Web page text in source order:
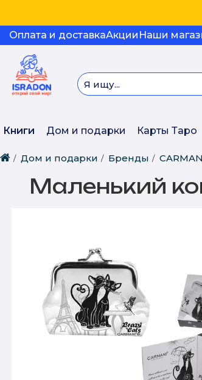
Оплата и доставкаАкции Наши
Книги Дом и подарки Карты Таро
Дом и подарки Бренды
Маленький